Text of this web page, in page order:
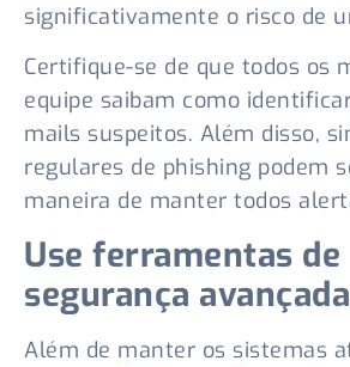
significativamente o risco de
Certifique-se de que todos os
equipe saibam como
mails suspeitos. Além disso,
regulares de phishing podem
maneira de manter todos
Use ferramentas de
segurança
Além de manter os sistemas